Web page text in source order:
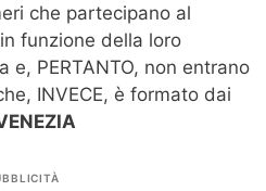
che partecipano al
funzione della loro
e, PERTANTO, non entrano
INVECE, è formato dai